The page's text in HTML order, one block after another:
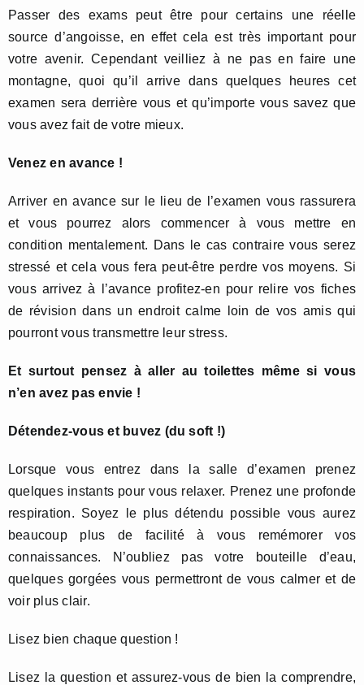
Passer des exams peut être pour certains une réelle
source d’angoisse, en effet cela est très important pour
votre avenir. Cependant veilliez à ne pas en faire une
montagne, quoi qu’il arrive dans quelques heures cet
examen sera derrière vous et qu’importe vous savez que
vous avez fait de votre mieux.
Venez en avance !
Arriver en avance sur le lieu de l’examen vous rassurera
et vous pourrez alors commencer à vous mettre en
condition mentalement. Dans le cas contraire vous serez
stressé et cela vous fera peut-être perdre vos moyens. Si
vous arrivez à l’avance profitez-en pour relire vos fiches
de révision dans un endroit calme loin de vos amis qui
pourront vous transmettre leur stress.
Et surtout pensez à aller au toilettes même si vous
n’en avez pas envie !
Détendez-vous et buvez (du soft !)
Lorsque vous entrez dans la salle d’examen prenez
quelques instants pour vous relaxer. Prenez une profonde
respiration. Soyez le plus détendu possible vous aurez
beaucoup plus de facilité à vous remémorer vos
connaissances. N’oubliez pas votre bouteille d’eau,
quelques gorgées vous permettront de vous calmer et de
voir plus clair.
Lisez bien chaque question !
Lisez la question et assurez-vous de bien la comprendre,